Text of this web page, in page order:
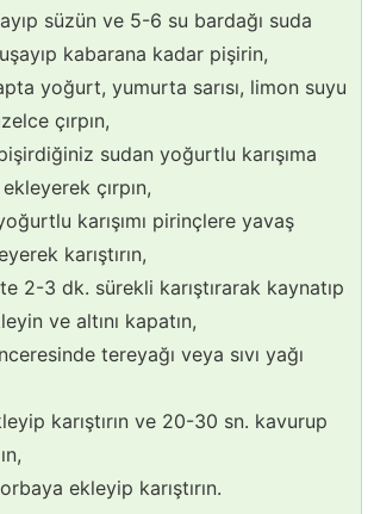
süzün ve 5-6 su bardağı suda
kabarana kadar pişirin,
yoğurt, yumurta sarısı, limon suyu
çırpın,
sudan yoğurtlu karışıma
çırpın,
yoğurtlu karışımı pirinçlere yavaş
karıştırın,
2-3 dk. sürekli karıştırarak kaynatıp
ve altını kapatın,
tereyağı veya sıvı yağı
karıştırın ve 20-30 sn. kavurup
ekleyip karıştırın.